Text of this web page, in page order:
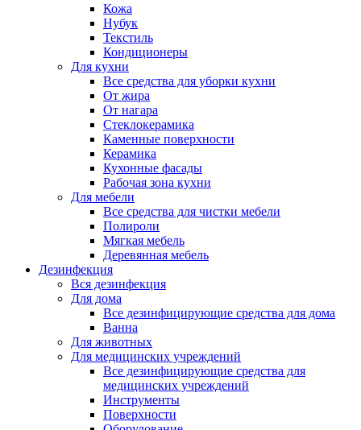
Кожа
Нубук
Текстиль
Кондиционеры
Для кухни
Все средства для уборки кухни
От жира
От нагара
Стеклокерамика
Каменные поверхности
Керамика
Кухонные фасады
Рабочая зона кухни
Для мебели
Все средства для чистки мебели
Полироли
Мягкая мебель
Деревянная мебель
Дезинфекция
Вся дезинфекция
Для дома
Все дезинфицирующие средства для дома
Ванна
Для животных
Для медицинских учреждений
Все дезинфицирующие средства для
медицинских учреждений
Инструменты
Поверхности